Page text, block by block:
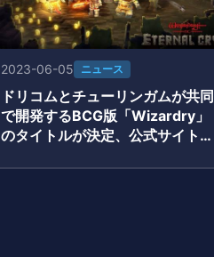
2023-06-05 ニュース
ドリコムとチューリンガムが共同
で開発するBCG版「Wizardry」
のタイトルが決定、公式サイトが